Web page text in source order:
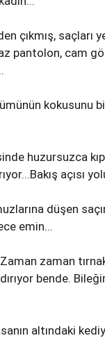
çıkmış, saçları
pantolon, cam
kokusunu
huzursuzca
açısı
düşen
emin...
Zaman zaman
bende.
altındaki